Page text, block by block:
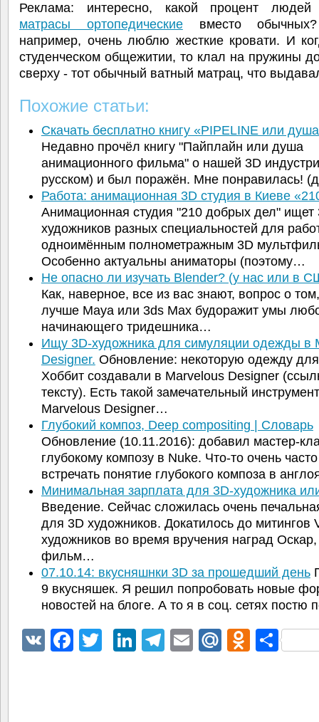
Реклама: интересно, какой процент людей
матрасы ортопедическиевместо
например, очень люблю жесткие кровати. И
студенческом общежитии, то клал на пружины
сверху - тот обычный ватный матрац, что
Похожие статьи:
Скачать бесплатно книгу «PIPELINE или
Недавно прочёл книгу "Пайплайн или душа
анимационного фильма" о нашей 3D
русском) и был поражён. Мне понравилась!
Работа: анимационная 3D студия в Киеве
Анимационная студия "210 добрых дел" ищет
художников разных специальностей для
одноимённым полнометражным 3D
Особенно актуальны аниматоры (поэтому…
Не опасно ли изучать Blender? (у нас или в
Как, наверное, все из вас знают, вопрос о
лучше Maya или 3ds Max будоражит умы
начинающего тридешника…
Ищу 3D-художника для симуляции одежды в
Designer. Обновление: некоторую одежду
Хоббит создавали в Marvelous Designer
тексту). Есть такой замечательный инструмент
Marvelous Designer…
Глубокий композ, Deep compositing | Словарь
Обновление (10.11.2016): добавил мастер-
глубокому композу в Nuke. Что-то очень
встречать понятие глубокого композа в
Минимальная зарплата для 3D-художника
Введение. Сейчас сложилась очень
для 3D художников. Докатилось до митингов
художников во время вручения наград Оскар,
фильм…
07.10.14: вкусняшнки 3D за прошедший день
9 вкусняшек. Я решил попробовать новые
новостей на блоге. А то я в соц. сетях постю
VK Facebook
TwitterLinkedIn
Telegram
EmailMail.Ru